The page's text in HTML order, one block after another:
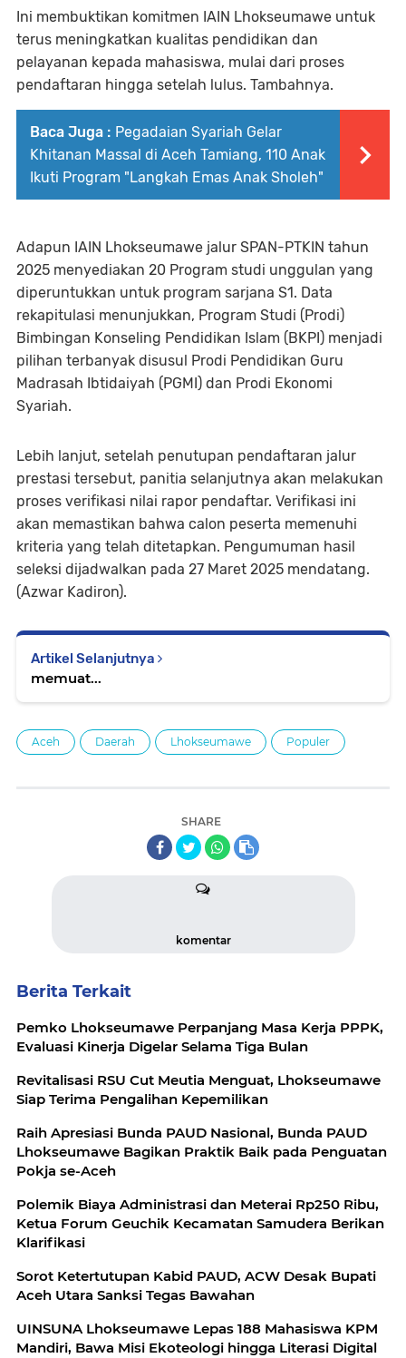
Ini membuktikan komitmen IAIN Lhokseumawe untuk
terus meningkatkan kualitas pendidikan dan
pelayanan kepada mahasiswa, mulai dari proses
pendaftaran hingga setelah lulus. Tambahnya.
Baca Juga : Pegadaian Syariah Gelar
Khitanan Massal di Aceh Tamiang, 110 Anak
Ikuti Program "Langkah Emas Anak Sholeh"
Adapun IAIN Lhokseumawe jalur SPAN-PTKIN tahun
2025 menyediakan 20 Program studi unggulan yang
diperuntukkan untuk program sarjana S1. Data
rekapitulasi menunjukkan, Program Studi (Prodi)
Bimbingan Konseling Pendidikan Islam (BKPI) menjadi
pilihan terbanyak disusul Prodi Pendidikan Guru
Madrasah Ibtidaiyah (PGMI) dan Prodi Ekonomi
Syariah.
Lebih lanjut, setelah penutupan pendaftaran jalur
prestasi tersebut, panitia selanjutnya akan melakukan
proses verifikasi nilai rapor pendaftar. Verifikasi ini
akan memastikan bahwa calon peserta memenuhi
kriteria yang telah ditetapkan. Pengumuman hasil
seleksi dijadwalkan pada 27 Maret 2025 mendatang.
(Azwar Kadiron).
Artikel Selanjutnya
memuat...
Aceh Daerah Lhokseumawe Populer
SHARE
komentar
Berita Terkait
Pemko Lhokseumawe Perpanjang Masa Kerja PPPK,
Evaluasi Kinerja Digelar Selama Tiga Bulan
Revitalisasi RSU Cut Meutia Menguat, Lhokseumawe
Siap Terima Pengalihan Kepemilikan
Raih Apresiasi Bunda PAUD Nasional, Bunda PAUD
Lhokseumawe Bagikan Praktik Baik pada Penguatan
Pokja se-Aceh
Polemik Biaya Administrasi dan Meterai Rp250 Ribu,
Ketua Forum Geuchik Kecamatan Samudera Berikan
Klarifikasi
Sorot Ketertutupan Kabid PAUD, ACW Desak Bupati
Aceh Utara Sanksi Tegas Bawahan
UINSUNA Lhokseumawe Lepas 188 Mahasiswa KPM
Mandiri, Bawa Misi Ekoteologi hingga Literasi Digital